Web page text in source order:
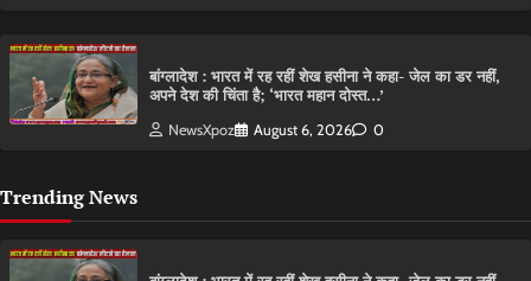
बांग्लादेश : भारत में रह रहीं शेख हसीना ने कहा- जेल का डर नहीं,
अपने देश की चिंता है; ‘भारत महान दोस्त…’
NewsXpoz August 6, 2026 0
Trending News